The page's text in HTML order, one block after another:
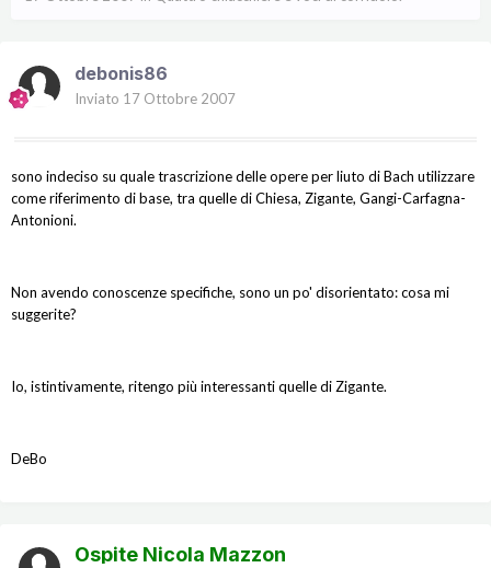
debonis86
Inviato 17 Ottobre 2007
sono indeciso su quale trascrizione delle opere per liuto di Bach utilizzare
come riferimento di base, tra quelle di Chiesa, Zigante, Gangi-Carfagna-
Antonioni.
Non avendo conoscenze specifiche, sono un po' disorientato: cosa mi
suggerite?
Io, istintivamente, ritengo più interessanti quelle di Zigante.
DeBo
Ospite Nicola Mazzon